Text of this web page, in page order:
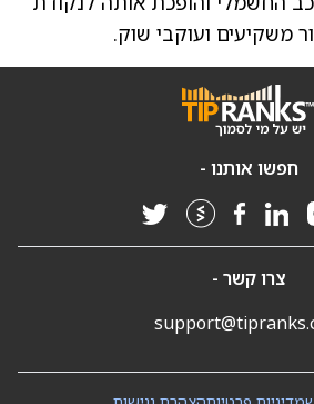
משקיעים ועוקבי שוק.
חפשו אותנו -
צרו קשר -